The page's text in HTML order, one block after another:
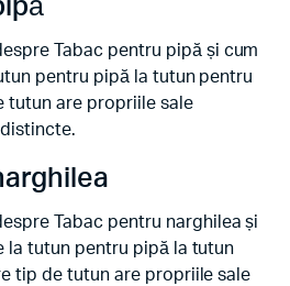
Tabac pentru pipă și cum
pentru pipă la tutun pentru
tutun are propriile sale
Tabac pentru narghilea și
la tutun pentru pipă la tutun
tip de tutun are propriile sale